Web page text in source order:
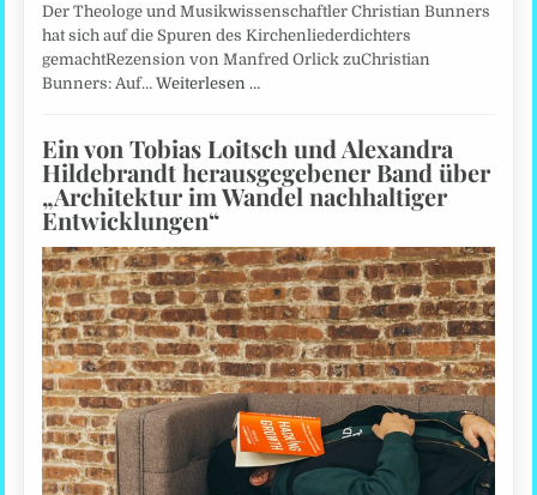
Der Theologe und Musikwissenschaftler Christian Bunners
hat sich auf die Spuren des Kirchenliederdichters
gemachtRezension von Manfred Orlick zuChristian
Bunners: Auf…Weiterlesen …
Ein von Tobias Loitsch und Alexandra
Hildebrandt herausgegebener Band über
„Architektur im Wandel nachhaltiger
Entwicklungen“